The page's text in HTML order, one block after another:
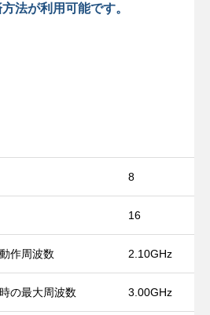
法が利用可能です。
8
16
作周波数 2.10GHz
の最大周波数 3.00GHz